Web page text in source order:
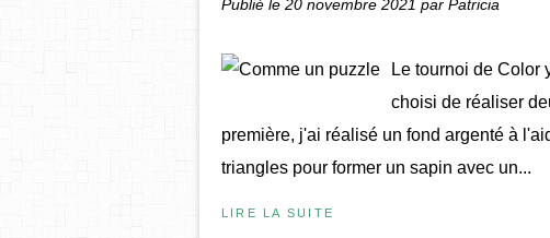
Publié le 20 novembre 2021 par Patricia
Le tournoi de Color
choisi de réaliser
première, j'ai réalisé un fond argenté à
triangles pour former un sapin avec un...
LIRE LA SUITE